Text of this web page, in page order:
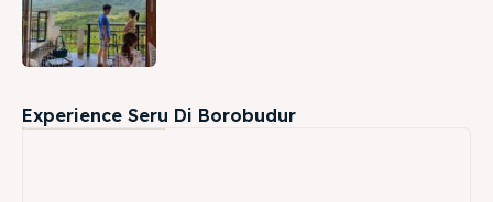
Experience Seru Di Borobudur